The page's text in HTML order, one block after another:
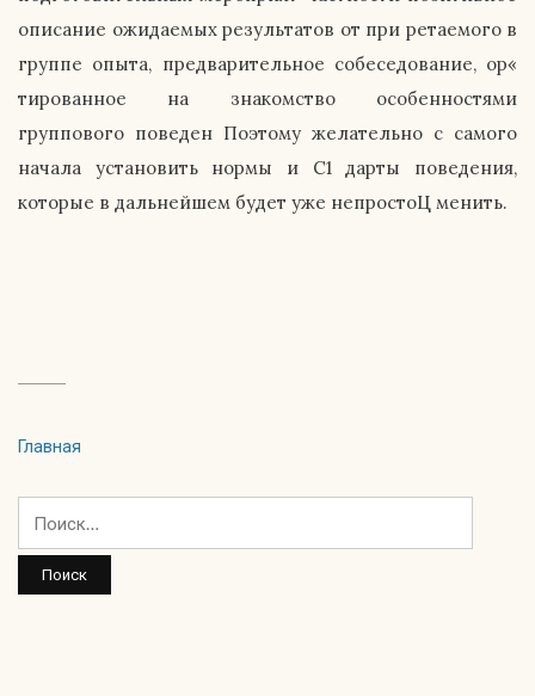
описание ожидаемых результатов от при ретаемого в
группе опыта, предварительное собеседование, ор«
тированное на знакомство особенностями
группового поведен Поэтому желательно с самого
начала установить нормы и С1 дарты поведения,
которые в дальнейшем будет уже непростоЦ менить.
Главная